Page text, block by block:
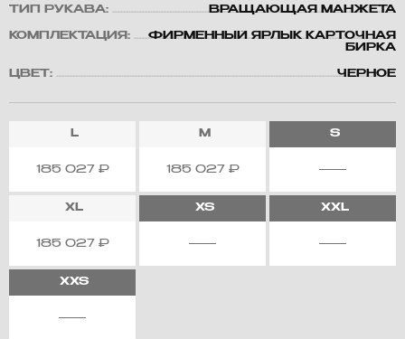
ТИП РУКАВА: ВРАЩАЮЩАЯ МАНЖЕТА
КОМПЛЕКТАЦИЯ:
ФИРМЕННЫЙ ЯРЛЫК КАРТОЧНАЯ
БИРКА
ЦВЕТ: ЧЕРНОЕ
L
185 027 ₽
M
185 027 ₽
S
XL
185 027 ₽
XS XXL
XXS